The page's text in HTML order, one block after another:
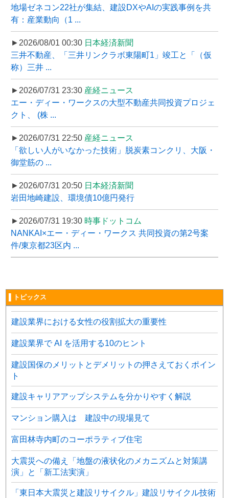
地場ゼネコン22社が集結、建設DXやAIの実践事例を共
有：産業動向（1 ...
►2026/08/01 00:30 日本経済新聞
三井不動産、「三井リンクラボ東陽町1」竣工と「（仮
称）三井 ...
►2026/07/31 23:30 産経ニュース
エー・ディー・ワークスの大型不動産共同投資プロジェ
クト、 (株 ...
►2026/07/31 22:50 産経ニュース
「欲しい人がいなかった技術」脱炭素コンクリ、大阪・
御堂筋の ...
►2026/07/31 20:50 日本経済新聞
岩田地崎建設、環境債10億円発行
►2026/07/31 19:30 時事ドットコム
NANKAI×エー・ディー・ワークス 共同投資の第2号案
件/東京都23区内 ...
▌トピックス
建設業界における女性の役割拡大の重要性
建設業界で AI を活用する10のヒント
建設国保のメリットとデメリットの押さえておくポイン
ト
建設キャリアアップシステムを分かりやすく解説
マンション購入は 建設中の現場見て
富田林寺内町のコーポラティブ住宅
大震災への備え「地盤の液状化のメカニズムと対策講
演」と「新工法実演」
「東日本大震災と建設リサイクル」建設リサイクル技術